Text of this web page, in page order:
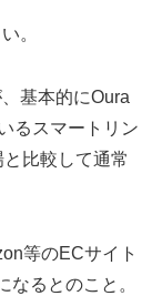
。
基本的にOura
るスマートリン
比較して通常
等のECサイト
るとのこと。